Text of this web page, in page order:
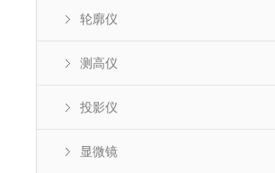
轮廓仪
测高仪
投影仪
显微镜